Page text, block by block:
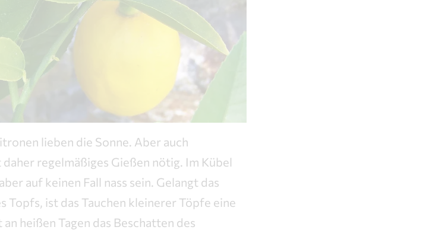
lieben die Sonne. Aber auch
regelmäßiges Gießen nötig. Im Kübel
auf keinen Fall nass sein. Gelangt das
Topfs, ist das Tauchen kleinerer Töpfe eine
heißen Tagen das Beschatten des